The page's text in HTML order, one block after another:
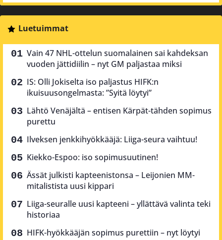
Luetuimmat
Vain 47 NHL-ottelun suomalainen sai kahdeksan
vuoden jättidiilin – nyt GM paljastaa miksi
IS: Olli Jokiselta iso paljastus HIFK:n
ikuisuusongelmasta: ”Syitä löytyi”
Lähtö Venäjältä – entisen Kärpät-tähden sopimus
purettu
Ilveksen jenkkihyökkääjä: Liiga-seura vaihtuu!
Kiekko-Espoo: iso sopimusuutinen!
Ässät julkisti kapteenistonsa – Leijonien MM-
mitalistista uusi kippari
Liiga-seuralle uusi kapteeni – yllättävä valinta teki
historiaa
HIFK-hyökkääjän sopimus purettiin – nyt löytyi